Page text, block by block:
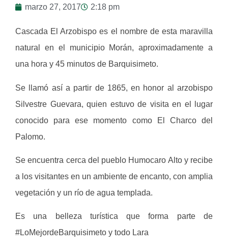
marzo 27, 2017 2:18 pm
Cascada El Arzobispo es el nombre de esta maravilla
natural en el municipio Morán, aproximadamente a
una hora y 45 minutos de Barquisimeto.
Se llamó así a partir de 1865, en honor al arzobispo
Silvestre Guevara, quien estuvo de visita en el lugar
conocido para ese momento como El Charco del
Palomo.
Se encuentra cerca del pueblo Humocaro Alto y recibe
a los visitantes en un ambiente de encanto, con amplia
vegetación y un río de agua templada.
Es una belleza turística que forma parte de
#LoMejordeBarquisimeto y todo Lara